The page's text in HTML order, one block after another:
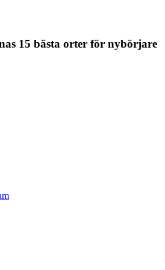
15 bästa orter för nybörjare